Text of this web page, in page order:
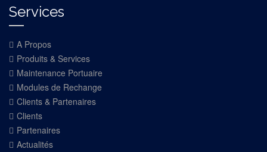
Services
A Propos
Produits & Services
Maintenance Portuaire
Modules de Rechange
Clients & Partenaires
Clients
Partenaires
Actualités